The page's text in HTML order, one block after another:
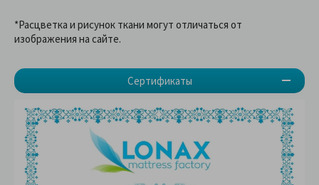
Сертификаты
*Расцветка и рисунок ткани могут отличаться от
изображения на сайте.